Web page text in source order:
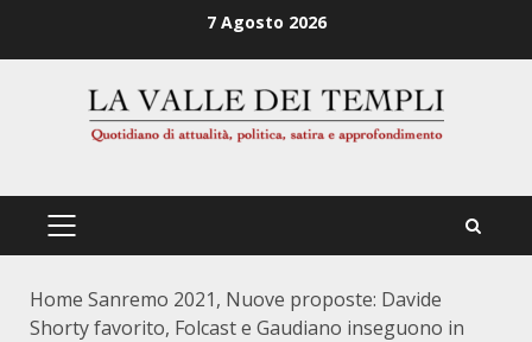
7 Agosto 2026
PRIMÄRES
Home Sanremo 2021, Nuove proposte: Davide
Shorty favorito, Folcast e Gaudiano inseguono in